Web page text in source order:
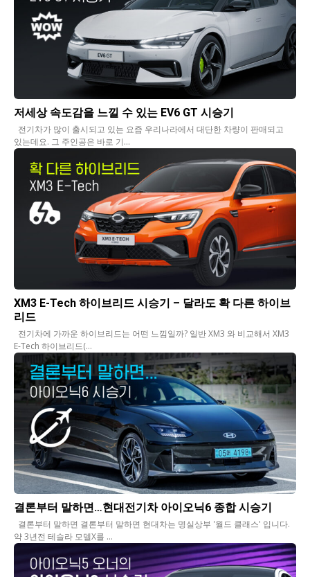
저세상 속도감을 느낄 수 있는 EV6 GT 시승기
전기차가 많이 출시되고 있는 요즘 우리나라에서 대단한 차량이 판매되고
있는데요. 그 주인공은 바로 기...
XM3 E-Tech 하이브리드 시승기 – 달라도 확 다른 하이브
리드
전기차에 가까운 하이브리드는 어떤 느낌일까? 일반 XM3 와 비교해서 XM3
E-Tech 하이브리드(...
결론부터 말하면…현대전기차 아이오닉6 종합 시승기
결론부터 말하면 결론부터 말하면 현대차는 명실상부 '월드 클래스' 입니다.
약 3년전 테슬라 모델X를 ...